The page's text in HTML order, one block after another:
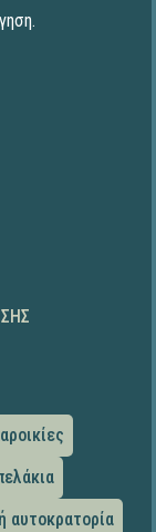
αυτοκρατορία